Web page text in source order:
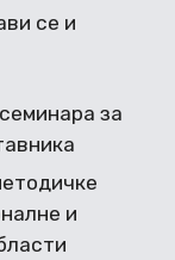
се и
за
и